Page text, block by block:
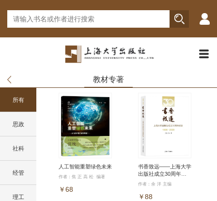
教材专著
所有
思政
社科
经管
理工
人工智能重塑绿色未来
作者：焦 正 高 松 编著
￥68
书香致远——上海大学
出版社成立30周年纪
念（1996—2026）
作者：余 洋 主编
￥88